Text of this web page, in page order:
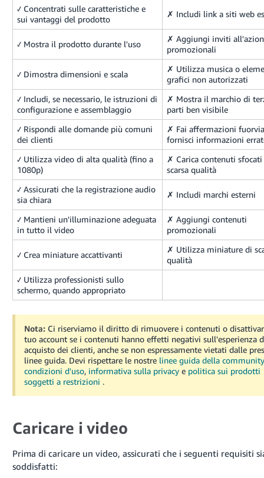
✓ Concentrati sulle caratteristiche e
sui vantaggi del prodotto
✗ Includi link a siti web
✓ Mostra il prodotto durante l'uso
✗ Aggiungi inviti
promozionali
✓ Dimostra dimensioni e scala
✗ Utilizza musica o
grafici non autorizzati
✓ Includi, se necessario, le istruzioni di
configurazione e assemblaggio
✗ Mostra il marchio di
parti ben visibile
✓ Rispondi alle domande più comuni
dei clienti
✗ Fai affermazioni
fornisci informazioni
✓ Utilizza video di alta qualità (fino a
1080p)
✗ Carica contenuti
scarsa qualità
✓ Assicurati che la registrazione audio
sia chiara
✗ Includi marchi esterni
✓ Mantieni un'illuminazione adeguata
in tutto il video
✗ Aggiungi contenuti
promozionali
✓ Crea miniature accattivanti
✗ Utilizza miniature di
qualità
✓ Utilizza professionisti sullo
schermo, quando appropriato
Nota: Ci riserviamo il diritto di rimuovere i contenuti o
tuo account se i contenuti hanno effetti negativi sull'esperienza
acquisto dei clienti, anche se non espressamente vietati dalle
linee guida. Devi rispettare le nostre linee guida della community
condizioni d'uso, informativa sulla privacy e politica sui prodotti
soggetti a restrizioni .
Caricare i video
Prima di caricare un video, assicurati che i seguenti requisiti
soddisfatti: